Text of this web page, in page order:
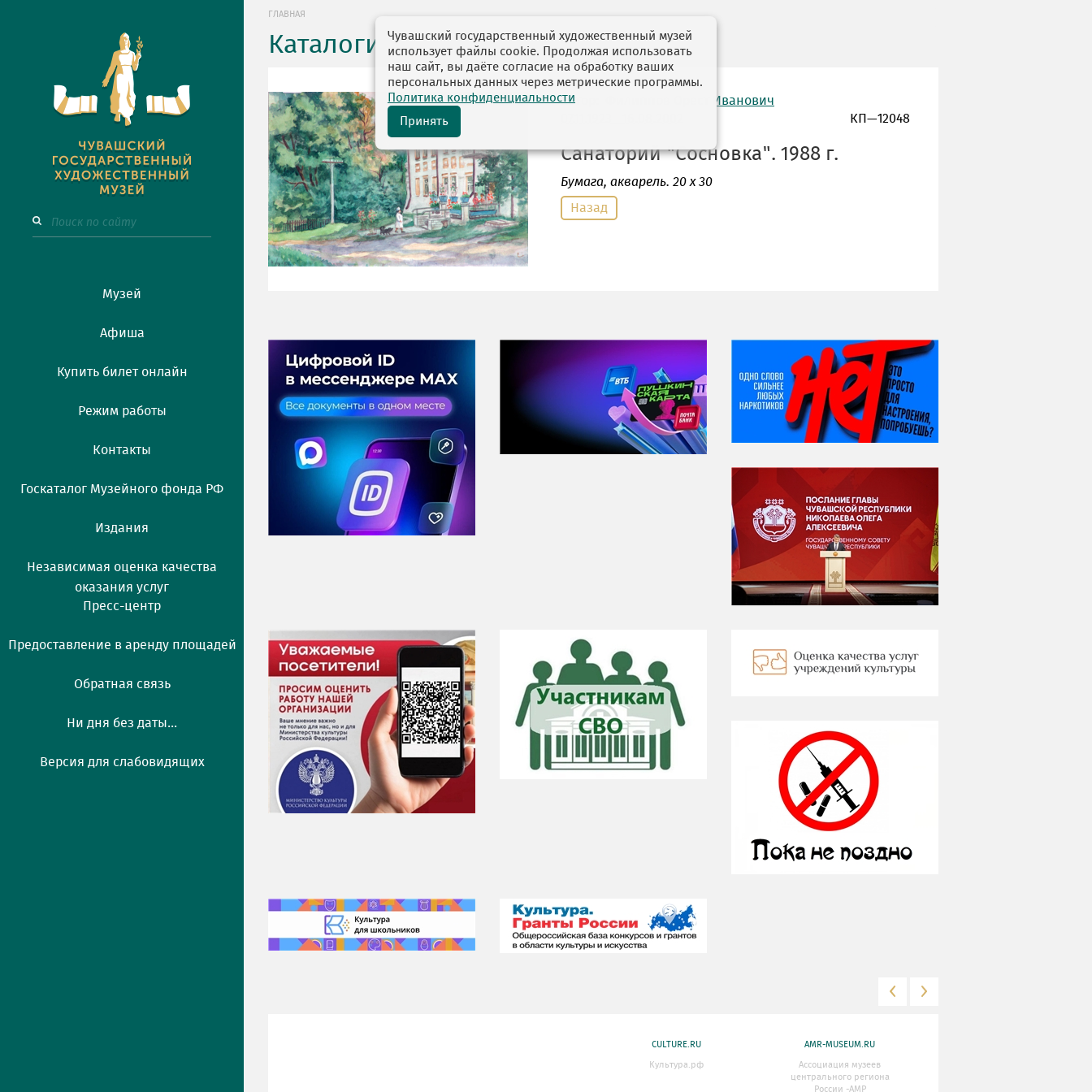
Музей
Афиша
Купить билет онлайн
Режим работы
Контакты
Госкаталог Музейного фонда РФ
Издания
Независимая оценка качества
оказания услуг
Пресс-центр
Предоставление в аренду площадей
Обратная связь
Ни дня без даты...
Версия для слабовидящих
ГЛАВНАЯ
Каталоги выставок
автор: Филиппов Орест Иванович
КП—12048
Санаторий "Сосновка". 1988 г.
Бумага, акварель. 20 х 30
Назад
НИ ДНЯ БЕЗ ДАТЫ...
08 августа
ВСЕМИРНЫЙ ДЕНЬ
КОШЕК
CULTURE.RU
Культура.рф
AMR-MUSEUM.RU
Ассоциация музеев
центрального региона
России -АМР
Чувашский государственный художественный музей
использует файлы cookie. Продолжая использовать
наш сайт, вы даёте согласие на обработку ваших
персональных данных через метрические программы.
Политика конфиденциальности
Принять